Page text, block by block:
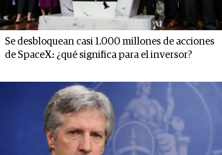
Se desbloquean casi 1.000 millones de acciones
de SpaceX: ¿qué significa para el inversor?